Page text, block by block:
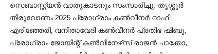
സെബാസ്റ്റ്യൻ വാതുകാടനും സംസാരിച്ചു. തൃശ്ശൂർ
തിരുവോണം 2025 പ്രോഗ്രാം കൺവീനർ റാഫി
എരിഞ്ഞേരി, വനിതാവേദി കൺവീനർ പ്രതിഭ ഷിബു,
പ്രോഗ്രാം ജോയിന്റ് കൺവീനേഴ്‌സ് രാജൻ ചാക്കോ,